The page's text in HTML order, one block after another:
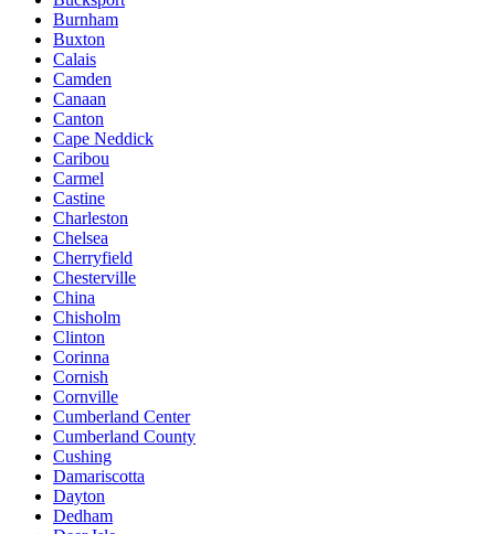
Burnham
Buxton
Calais
Camden
Canaan
Canton
Cape Neddick
Caribou
Carmel
Castine
Charleston
Chelsea
Cherryfield
Chesterville
China
Chisholm
Clinton
Corinna
Cornish
Cornville
Cumberland Center
Cumberland County
Cushing
Damariscotta
Dayton
Dedham